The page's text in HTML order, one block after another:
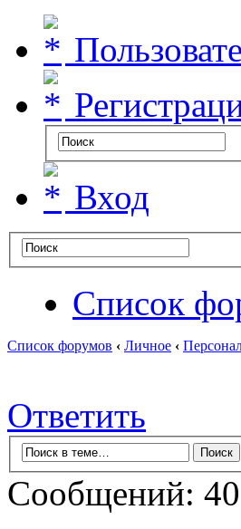
Вход
Список
Список форумов ‹ Личное ‹
Ответить
Сообщений: 40